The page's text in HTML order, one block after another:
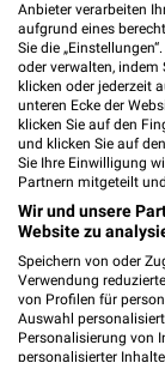
Wohnen Spezial
Gültig bis Fr.
Opti Wohnwelt
Anbieter verarbeiten
aufgrund eines
Sie die
oder verwalten, indem
klicken oder jederzeit
unteren Ecke der
klicken Sie auf den
und klicken Sie auf
Sie Ihre Einwilligung
Partnern mitgeteilt
Wir und unsere
Website zu
Speichern von oder
Verwendung
von Profilen für
Auswahl
Personalisierung von
personalisierter